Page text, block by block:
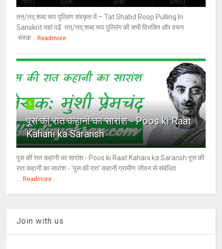
तत्/तद् शब्द रूप पुल्लिंग संस्कृत में – Tat Shabd Roop Pulling In
Sanskrit यहां पढ़ें तत्/तद् शब्द रूप पुल्लिंग की सभी विभक्ति और वचन
संस्क... Readmore
5
पूस की रात कहानी का सारांश - Poos ki Raat
Kahani ka Saransh
पूस की रात कहानी का सारांश - Poos ki Raat Kahani ka Saransh पूस की
रात कहानी का सारांश - 'पूस की रात' कहानी ग्रामीण जीवन से संबंधित
... Readmore
Join with us